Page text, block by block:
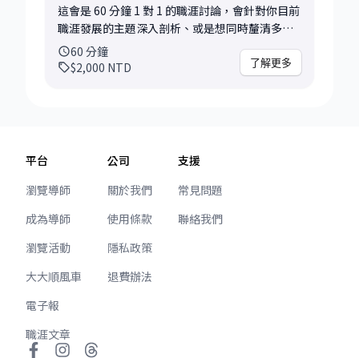
讓你認識導師、感受導師的風格是否符合你的需
求，因為唯有你認為能跟導師進一步探討、建立
與導師的信任基礎，才能在彼此都舒適的場域下
近一步對話。 若你希望在之後更深入透過顧問或
諮商引導的方式討論某項主題，可以考慮預約其
這會是 60 分鐘 1 對 1 的職涯討論，會針對你目前
職涯發展的主題深入剖析、或是想同時釐清多個
職涯相關問題。我會協助你了解背景與情境，釐
清目標與卡點，並提供具體可行的建議與思考方
無論是職場困境、職涯路徑探索、轉職規劃等相
關議題，都適合在這個 (或接下來一系列) 60分鐘
職涯討論中進一步探討。 透過60分鐘職涯討論，
議、行動策略、新的思路或是其他學習資源或職
涯人脈網絡。或者我們可以討論規劃一系列
mentoring sections，進一步將你的職涯規劃有
系統性地整合、幫助你擁有更紮實的準備。
60 分鐘
$2,000 NTD 了解更多
平台
瀏覽導師
成為導師
瀏覽活動
大大順風車
電子報
職涯文章
公司
關於我們
使用條款
隱私政策
退費辦法
支援
常見問題
聯絡我們